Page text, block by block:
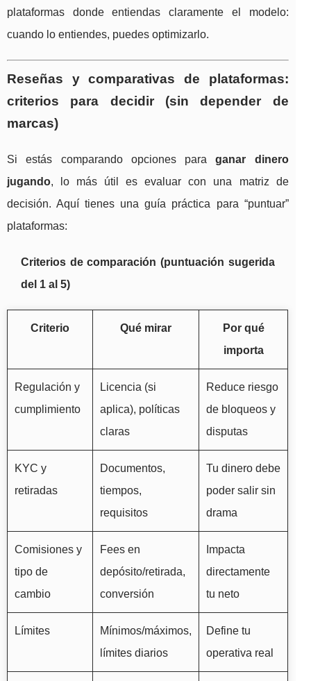
plataformas donde entiendas claramente el modelo:
cuando lo entiendes, puedes optimizarlo.
Reseñas y comparativas de plataformas:
criterios para decidir (sin depender de
marcas)
Si estás comparando opciones paraganar dinero
jugando, lo más útil es evaluar con una matriz de
decisión. Aquí tienes una guía práctica para “puntuar”
plataformas:
Criterios de comparación (puntuación sugerida
del 1 al 5)
Criterio Qué mirar
Por qué
importa
Regulación y
cumplimiento
Licencia (si
aplica), políticas
claras
Reduce riesgo
de bloqueos y
disputas
KYC y
retiradas
Documentos,
tiempos,
requisitos
Tu dinero debe
poder salir sin
drama
Comisiones y
tipo de
cambio
Fees en
depósito/retirada,
conversión
Impacta
directamente
tu neto
Límites
Mínimos/máximos,
límites diarios
Define tu
operativa real